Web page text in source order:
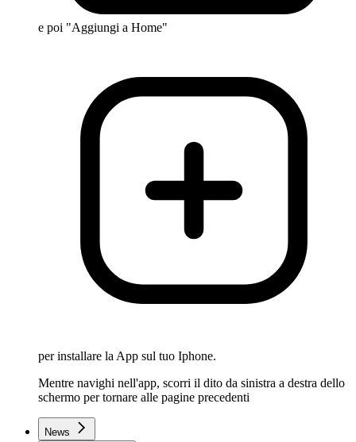
e poi "Aggiungi a Home"
per installare la App sul tuo Iphone.
Mentre navighi nell'app, scorri il dito da sinistra a destra dello
schermo per tornare alle pagine precedenti
News